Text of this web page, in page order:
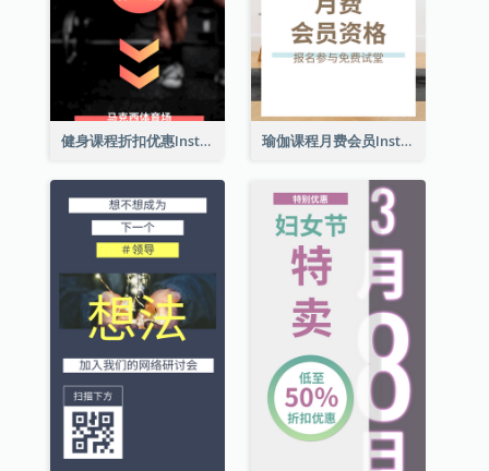
健身课程折扣优惠Instagram限时动态 瑜伽课程月费会员Instagram帖子